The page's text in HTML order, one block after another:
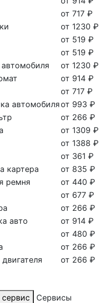
от 717 ₽
от 1230 ₽
от 519 ₽
от 519 ₽
от 1230 ₽
от 914 ₽
от 717 ₽
автомобиляот 993 ₽
от 266 ₽
от 1309 ₽
от 1388 ₽
от 361 ₽
картера
от 835 ₽
ремня
от 440 ₽
от 677 ₽
от 266 ₽
авто
от 914 ₽
от 480 ₽
от 266 ₽
от 266 ₽
Сервисы